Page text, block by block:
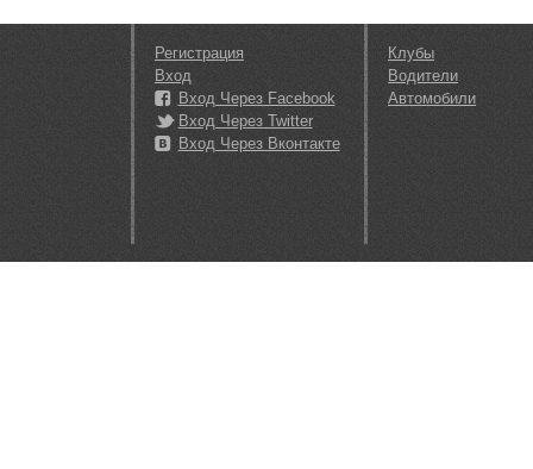
Регистрация
Вход
Вход Через Facebook
Вход Через Twitter
Вход Через Вконтакте
Клубы
Водители
Автомобили